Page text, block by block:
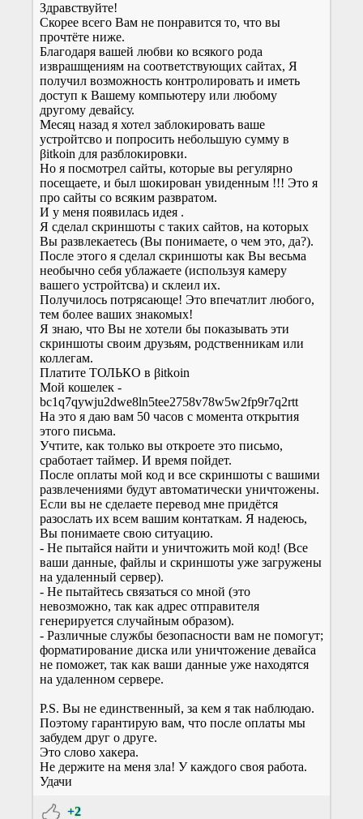
Здравствуйте!
Скорее всего Вам не понравится то, что вы
прочтёте ниже.
Благодаря вашей любви ко всякого рода
изврашщениям на соответствующих сайтах, Я
получил возможность контролировать и иметь
доступ к Вашему компьютеру или любому
другому девайсу.
Месяц назад я хотел заблокировать ваше
устройтсво и попросить небольшую сумму в
βіtkoіn для разблокировки.
Но я посмотрел сайты, которые вы регулярно
посещаете, и был шокирован увиденным !!! Это я
про сайты со всяким развратом.
И у меня появилась идея .
Я сделал скриншоты с таких сайтов, на которых
Вы развлекаетесь (Вы понимаете, о чем это, да?).
После этого я сделал скриншоты как Вы весьма
необычно себя ублажаете (используя камеру
вашего устройтсва) и склеил их.
Получилось потрясающе! Это впечатлит любого,
тем более ваших знакомых!
Я знаю, что Вы не хотели бы показывать эти
скриншоты своим друзьям, родственникам или
коллегам.
Платите ТОЛЬКО в βіtkoіn
Мой кошелек -
bc1q7qywju2dwe8ln5tee2758v78w5w2fp9r7q2rtt
На это я даю вам 50 часов с момента открытия
этого письма.
Учтите, как только вы откроете это письмо,
сработает таймер. И время пойдет.
После оплаты мой код и все скриншоты с вашими
развлечениями будут автоматически уничтожены.
Если вы не сделаете перевод мне придётся
разослать их всем вашим контаткам. Я надеюсь,
Вы понимаете свою ситуацию.
- Не пытайся найти и уничтожить мой код! (Все
ваши данные, файлы и скриншоты уже загружены
на удаленный сервер).
- Не пытайтесь связаться со мной (это
невозможно, так как адрес отправителя
генерируется случайным образом).
- Различные службы безопасности вам не помогут;
форматирование диска или уничтожение девайса
не поможет, так как ваши данные уже находятся
на удаленном сервере.
P.S. Вы не единственный, за кем я так наблюдаю.
Поэтому гарантирую вам, что после оплаты мы
забудем друг о друге.
Это слово хакера.
Не держите на меня зла! У каждого своя работа.
Удачи
+2